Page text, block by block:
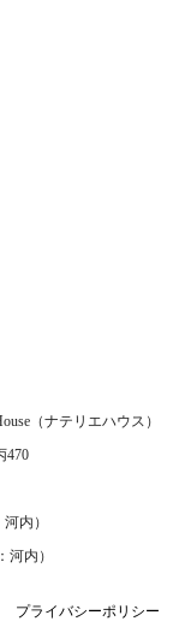
（ナテリエハウス）
470
河内）
河内）
プライバシーポリシー